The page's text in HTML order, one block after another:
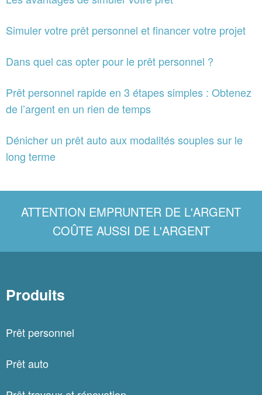
Simuler votre prêt personnel et financer votre projet
Dans quel cas opter pour le prêt personnel ?
Prêt personnel rapide en 3 étapes simples : Obtenez
de l’argent en un rien de temps
Dénicher un prêt auto aux modalités souples sur le
long terme
ATTENTION EMPRUNTER DE L'ARGENT
COÛTE AUSSI DE L'ARGENT
Produits
Prêt personnel
Prêt auto